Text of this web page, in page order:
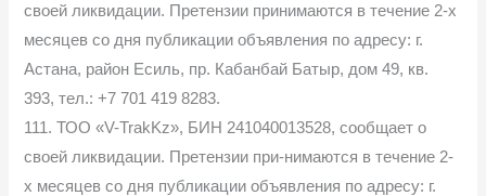
своей ликвидации. Претензии принимаются в течение 2-х
месяцев со дня публикации объявления по адресу: г.
Астана, район Есиль, пр. Кабанбай Батыр, дом 49, кв.
393, тел.: +7 701 419 8283.
111. ТОО «V-TrakKz», БИН 241040013528, сообщает о
своей ликвидации. Претензии при-нимаются в течение 2-
х месяцев со дня публикации объявления по адресу: г.